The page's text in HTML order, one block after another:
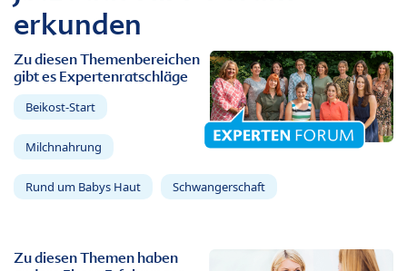
erkunden
Zu diesen Themenbereichen
gibt es Expertenratschläge
Beikost-Start
Milchnahrung
Rund um Babys Haut Schwangerschaft
Zu diesen Themen haben